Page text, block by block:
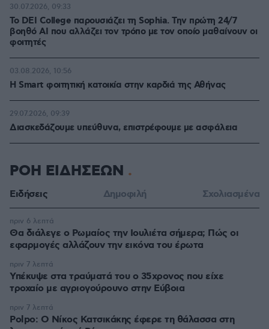
Το DEI College παρουσιάζει τη Sophia. Την πρώτη 24/7
βοηθό AI που αλλάζει τον τρόπο με τον οποίο μαθαίνουν οι
φοιτητές
30.07.2026, 09:33
Η Smart φοιτητική κατοικία στην καρδιά της Αθήνας
03.08.2026, 10:56
Διασκεδάζουμε υπεύθυνα, επιστρέφουμε με ασφάλεια
29.07.2026, 09:39
ΡΟΗ ΕΙΔΗΣΕΩΝ
Ειδήσεις Δημοφιλή Σχολιασμένα
Θα διάλεγε ο Ρωμαίος την Ιουλιέτα σήμερα; Πώς οι
εφαρμογές αλλάζουν την εικόνα του έρωτα
πριν 6 λεπτά
Υπέκυψε στα τραύματά του ο 35χρονος που είχε
τροχαίο με αγριογούρουνο στην Εύβοια
πριν 7 λεπτά
Polpo: O Νίκος Κατσικάκης έφερε τη θάλασσα στη
πριν 7 λεπτά